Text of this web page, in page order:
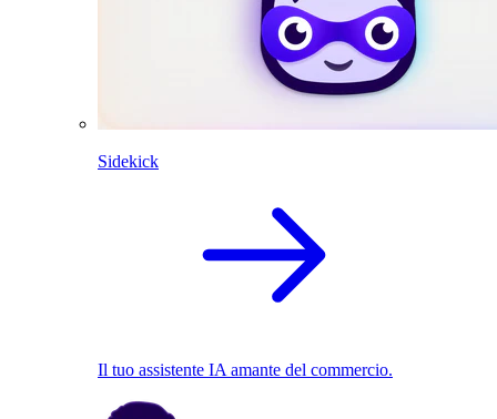
Sidekick
Il tuo assistente IA amante del commercio.